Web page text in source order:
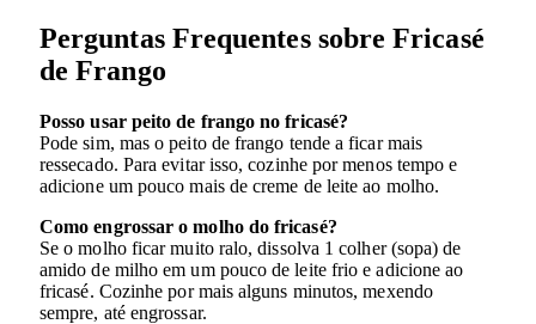
Perguntas Frequentes sobre Fricasé
de Frango
Posso usar peito de frango no fricasé?
Pode sim, mas o peito de frango tende a ficar mais
ressecado. Para evitar isso, cozinhe por menos tempo e
adicione um pouco mais de creme de leite ao molho.
Como engrossar o molho do fricasé?
Se o molho ficar muito ralo, dissolva 1 colher (sopa) de
amido de milho em um pouco de leite frio e adicione ao
fricasé. Cozinhe por mais alguns minutos, mexendo
sempre, até engrossar.